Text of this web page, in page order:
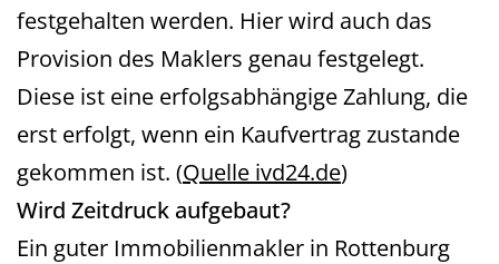
festgehalten werden. Hier wird auch das
Provision des Maklers genau festgelegt.
Diese ist eine erfolgsabhängige Zahlung, die
erst erfolgt, wenn ein Kaufvertrag zustande
gekommen ist. (Quelle ivd24.de)
Wird Zeitdruck aufgebaut?
Ein guter Immobilienmakler in Rottenburg